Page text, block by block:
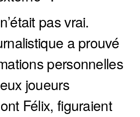
pas vrai.
a prouvé
personnelles
joueurs
Félix, figuraient